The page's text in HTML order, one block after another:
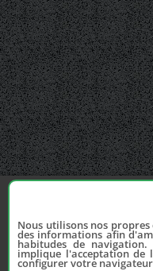
Nous utilisons nos
des informations afin
habitudes de
implique l'acceptation de
configurer votre